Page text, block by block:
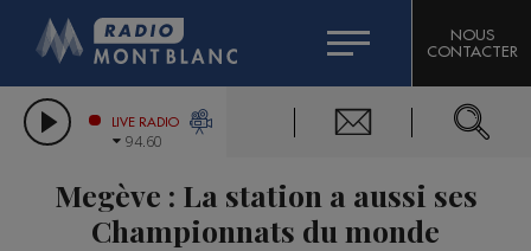
LES CHRONIQUES DE L'EXPERT
CITIZEN MACHINERY
GRAND MASSIF DOMAINES SKIABLES
BIGARD
COMPAGNIE DU MONT-BLANC
NOUS
CONTACTER
LIVE RADIO
94.60
Megève : La station a aussi ses
Championnats du monde